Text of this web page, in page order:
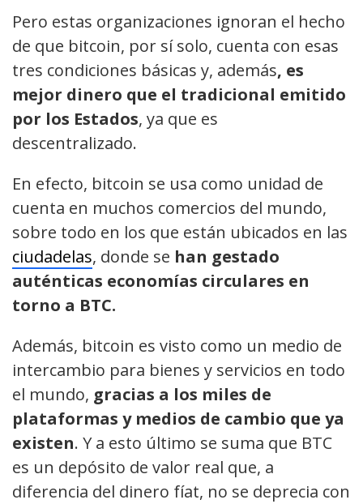
Pero estas organizaciones ignoran el hecho
de que bitcoin, por sí solo, cuenta con esas
tres condiciones básicas y, además, es
mejor dinero que el tradicional emitido
por los Estados, ya que es
descentralizado.
En efecto, bitcoin se usa como unidad de
cuenta en muchos comercios del mundo,
sobre todo en los que están ubicados en las
ciudadelas, donde se han gestado
auténticas economías circulares en
torno a BTC.
Además, bitcoin es visto como un medio de
intercambio para bienes y servicios en todo
el mundo, gracias a los miles de
plataformas y medios de cambio que ya
existen. Y a esto último se suma que BTC
es un depósito de valor real que, a
diferencia del dinero fíat, no se deprecia con